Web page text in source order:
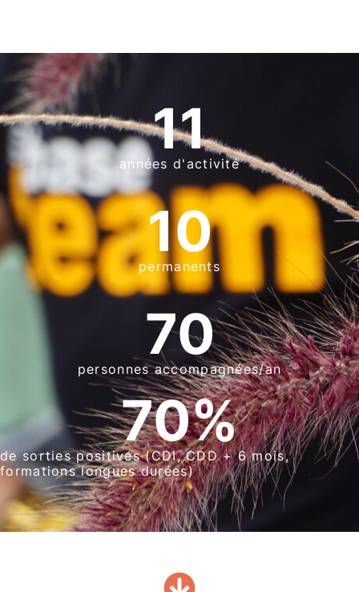
années d'activité
11
permanents
10
personnes accompagnées/an
70
de sorties positives (CDI, CDD + 6 mois,
formations longues durées)
70%